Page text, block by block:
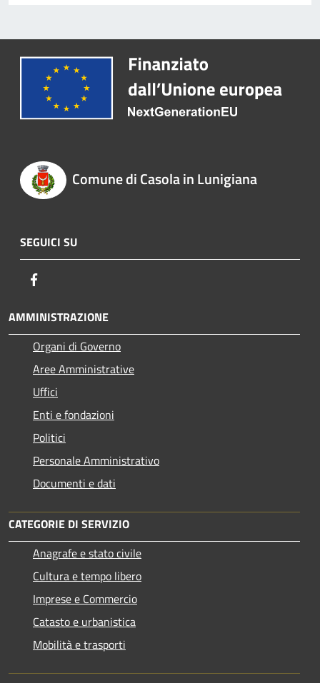
Comune di Casola in Lunigiana
SEGUICI SU
AMMINISTRAZIONE
Organi di Governo
Aree Amministrative
Uffici
Enti e fondazioni
Politici
Personale Amministrativo
Documenti e dati
CATEGORIE DI SERVIZIO
Anagrafe e stato civile
Cultura e tempo libero
Imprese e Commercio
Catasto e urbanistica
Mobilità e trasporti